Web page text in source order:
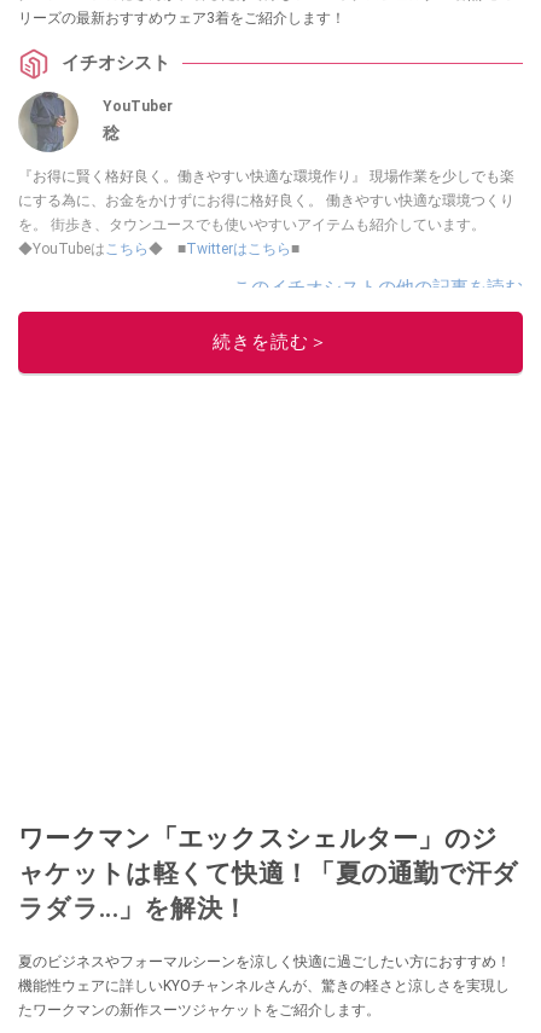
リーズの最新おすすめウェア3着をご紹介します！
イチオシスト
YouTuber
稔
『お得に賢く格好良く。働きやすい快適な環境作り』 現場作業を少しでも楽
にする為に、お金をかけずにお得に格好良く。 働きやすい快適な環境つくり
を。 街歩き、タウンユースでも使いやすいアイテムも紹介しています。
◆YouTubeは こちら◆ ■Twitterはこちら■
このイチオシストの他の記事を読む
続きを読む＞
ワークマン「エックスシェルター」のジ
ャケットは軽くて快適！「夏の通勤で汗ダ
ラダラ...」を解決！
夏のビジネスやフォーマルシーンを涼しく快適に過ごしたい方におすすめ！
機能性ウェアに詳しいKYOチャンネルさんが、驚きの軽さと涼しさを実現し
たワークマンの新作スーツジャケットをご紹介します。